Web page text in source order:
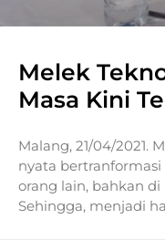
Melek
Masa Kini
Malang, 21/04/2021.
nyata
orang lain, bahkan
Sehingga, menjadi